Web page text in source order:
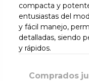
compacta y
entusiastas del
y fácil manejo,
detalladas, siendo
y rápidos.
Comprados